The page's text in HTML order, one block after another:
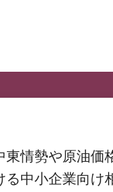
東情勢や原油価
る中小企業向け